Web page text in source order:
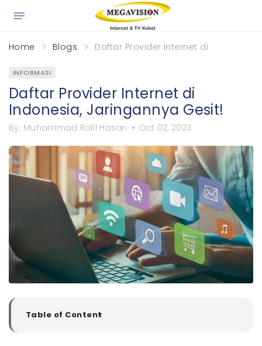
Home Blogs Daftar Provider Internet di Indonesia,
INFORMASI
Daftar Provider Internet di
Indonesia, Jaringannya Gesit!
By: Muhammad Rafil Hasan Oct 02, 2023
Table of Content
▼